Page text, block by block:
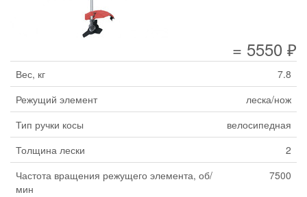
= 5550 ₽
Вес, кг
7.8
Режущий элемент
леска/нож
Тип ручки косы
велосипедная
Толщина лески
2
Частота вращения режущего элемента, об/
мин
7500